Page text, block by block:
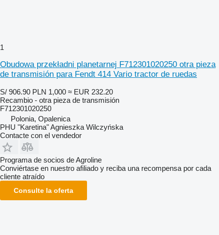
1
Obudowa przekładni planetarnej F712301020250 otra pieza
de transmisión para Fendt 414 Vario tractor de ruedas
S/ 906.90 PLN 1,000 ≈ EUR 232.20
Recambio - otra pieza de transmisión
F712301020250
Polonia, Opalenica
PHU "Karetina" Agnieszka Wilczyńska
Contacte con el vendedor
Programa de socios de Agroline
Conviértase en nuestro afiliado y reciba una recompensa por cada
cliente atraído
Consulte la oferta